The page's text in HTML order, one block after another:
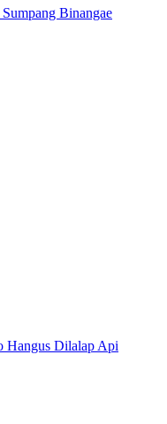
Binangae
Hangus Dilalap Api